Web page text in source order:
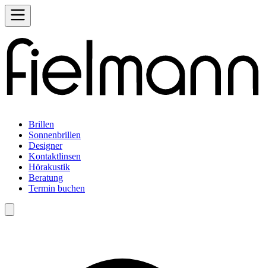
Brillen
Sonnenbrillen
Designer
Kontaktlinsen
Hörakustik
Beratung
Termin buchen